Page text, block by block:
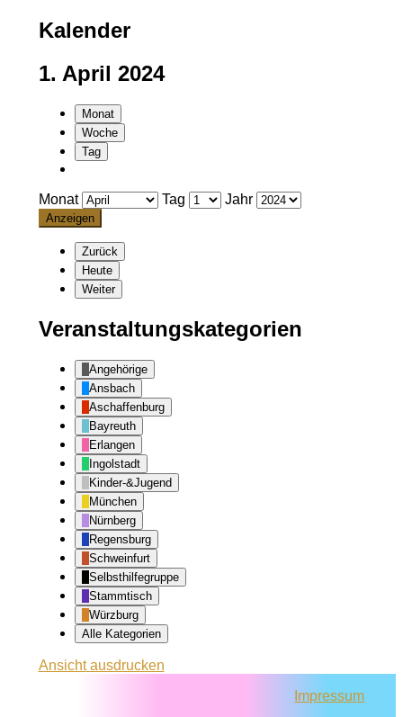
Kalender
1. April 2024
Monat
Woche
Tag
Monat Tag Jahr
Zurück
Heute
Weiter
Veranstaltungskategorien
Angehörige
Ansbach
Aschaffenburg
Bayreuth
Erlangen
Ingolstadt
Kinder-&Jugend
München
Nürnberg
Regensburg
Schweinfurt
Selbsthilfegruppe
Stammtisch
Würzburg
Alle Kategorien
Ansichtausdrucken
Impressum